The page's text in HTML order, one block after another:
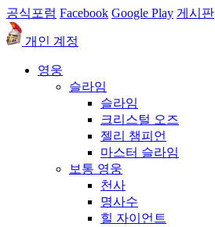
공식포럼 Facebook Google Play 게시판
개인 계정
영웅
슬라임
슬라임
크리스털 오즈
젤리 챔피언
마스터 슬라임
보통 영웅
천사
명사수
힐 자이언트